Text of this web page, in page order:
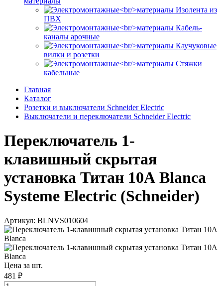
Изолента из
ПВХ
Кабель-
каналы арочные
Каучуковые
вилки и розетки
Стяжки
кабельные
Главная
Каталог
Розетки и выключатели Schneider Electric
Выключатели и переключатели Schneider Electric
Переключатель 1-
клавишный скрытая
установка Титан 10А Blanca
Systeme Electric (Schneider)
Артикул: BLNVS010604
Цена за шт.
481 ₽